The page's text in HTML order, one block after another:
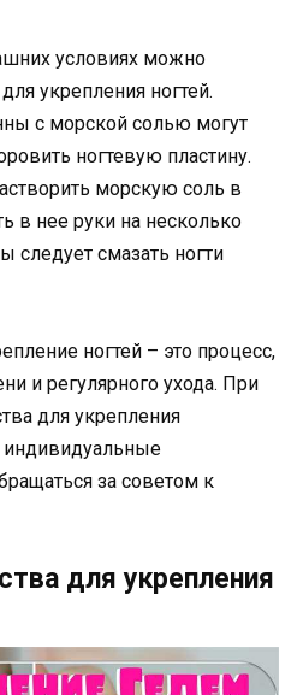
условиях можно
укрепления ногтей.
с морской солью могут
ногтевую пластину.
морскую соль в
в нее руки на несколько
следует смазать ногти
ногтей – это процесс,
и регулярного ухода. При
для укрепления
индивидуальные
за советом к
для укрепления